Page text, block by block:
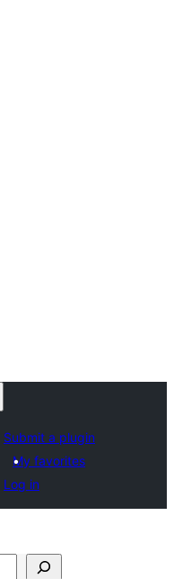
Submit a plugin
My favorites
Log in